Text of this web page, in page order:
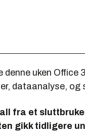
uken Office
dataanalyse, og
fra et
gikk tidligere